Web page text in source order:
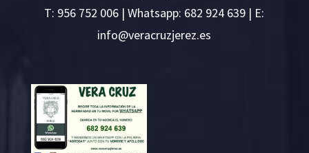
T: 956 752 006 | Whatsapp: 682 924 639 | E:
se.ze
rejzu
rcare
v@ofn
i